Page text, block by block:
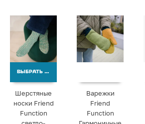
ВЫБРАТЬ ВАРИАНТЫ
Шерстяные
носки Friend
Function
Варежки
Friend
Function